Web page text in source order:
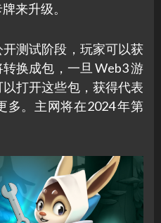
来升级。
测试阶段，玩家可以获
换成包，一旦 Web3 游
打开这些包，获得代表
多。主网将在2024 年第